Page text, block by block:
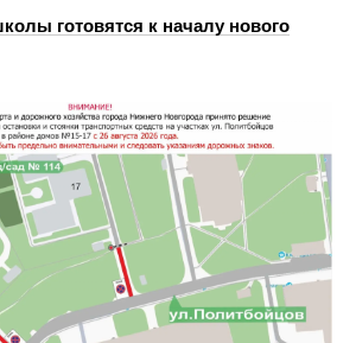
готовятся к началу нового